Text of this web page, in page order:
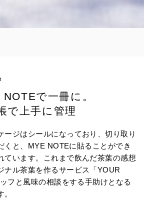
で一冊に。
で上手に管理
ージはシールになっており、切り取り
くと、MYE NOTEに貼ることができ
ています。これまで飲んだ茶葉の感想
ナル茶葉を作るサービス「YOUR
フと風味の相談をする手助けとなる